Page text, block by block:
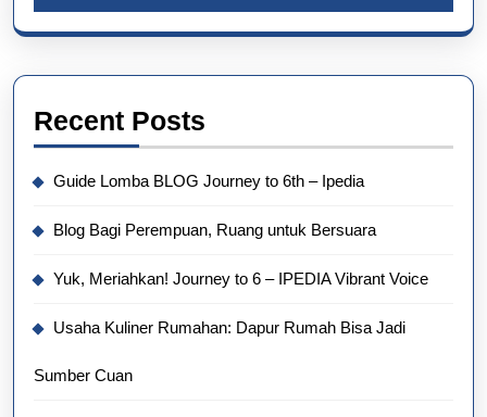
Recent Posts
Guide Lomba BLOG Journey to 6th – Ipedia
Blog Bagi Perempuan, Ruang untuk Bersuara
Yuk, Meriahkan! Journey to 6 – IPEDIA Vibrant Voice
Usaha Kuliner Rumahan: Dapur Rumah Bisa Jadi
Sumber Cuan